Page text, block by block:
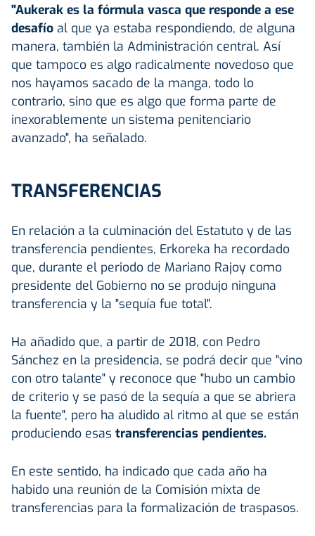
"Aukerak es la fórmula vasca que responde a ese
desafío al que ya estaba respondiendo, de alguna
manera, también la Administración central. Así
que tampoco es algo radicalmente novedoso que
nos hayamos sacado de la manga, todo lo
contrario, sino que es algo que forma parte de
inexorablemente un sistema penitenciario
avanzado", ha señalado.
TRANSFERENCIAS
En relación a la culminación del Estatuto y de las
transferencia pendientes, Erkoreka ha recordado
que, durante el periodo de Mariano Rajoy como
presidente del Gobierno no se produjo ninguna
transferencia y la "sequía fue total".
Ha añadido que, a partir de 2018, con Pedro
Sánchez en la presidencia, se podrá decir que "vino
con otro talante" y reconoce que "hubo un cambio
de criterio y se pasó de la sequía a que se abriera
la fuente", pero ha aludido al ritmo al que se están
produciendo esas transferencias pendientes.
En este sentido, ha indicado que cada año ha
habido una reunión de la Comisión mixta de
transferencias para la formalización de traspasos.